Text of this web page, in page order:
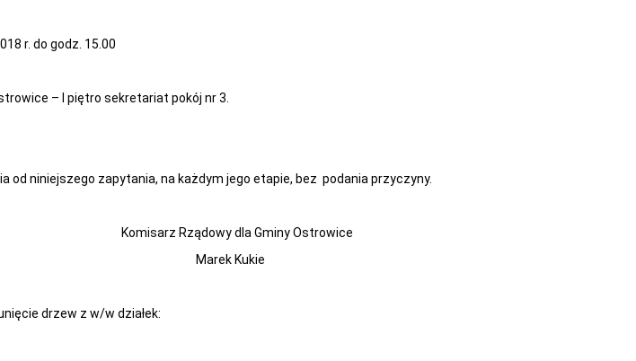
r. do godz. 15.00
– I piętro sekretariat pokój nr 3.
niniejszego zapytania, na każdym jego etapie, bez podania przyczyny.
Rządowy dla Gminy Ostrowice
Marek Kukie
drzew z w/w działek: